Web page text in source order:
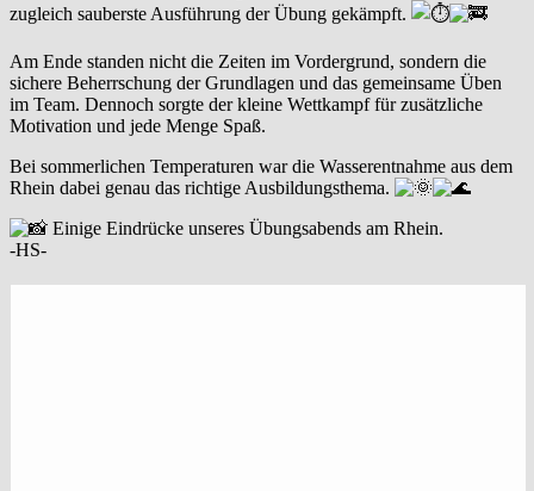
zugleich sauberste Ausführung der Übung gekämpft.
Am Ende standen nicht die Zeiten im Vordergrund, sondern die
sichere Beherrschung der Grundlagen und das gemeinsame Üben
im Team. Dennoch sorgte der kleine Wettkampf für zusätzliche
Motivation und jede Menge Spaß.
Bei sommerlichen Temperaturen war die Wasserentnahme aus dem
Rhein dabei genau das richtige Ausbildungsthema.
Einige Eindrücke unseres Übungsabends am Rhein.
-HS-